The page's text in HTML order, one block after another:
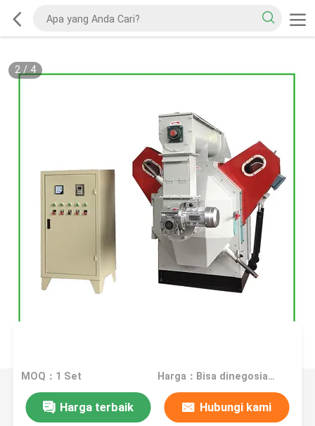
2/ 4
MOQ：1 Set Harga：Bisa dinegosiasikan
Harga terbaik Hubungi kami